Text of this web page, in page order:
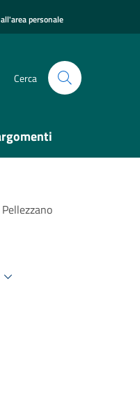
personale
Cerca